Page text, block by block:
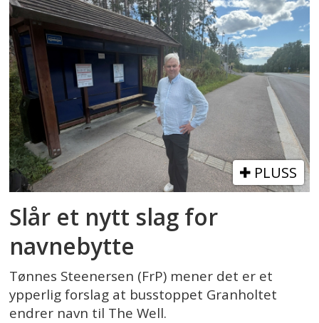
PLUSS
Slår et nytt slag for
navnebytte
Tønnes Steenersen (FrP) mener det er et
ypperlig forslag at busstoppet Granholtet
endrer navn til The Well.